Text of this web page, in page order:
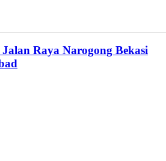
Raya Narogong Bekasi